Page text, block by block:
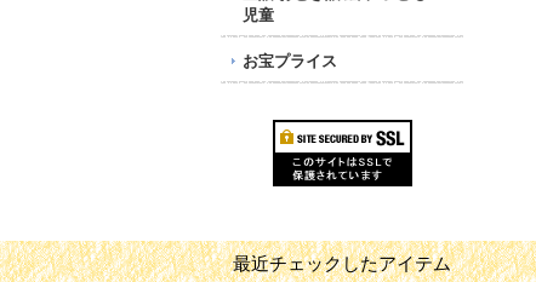
児童
お宝プライス
最近チェックしたアイテム